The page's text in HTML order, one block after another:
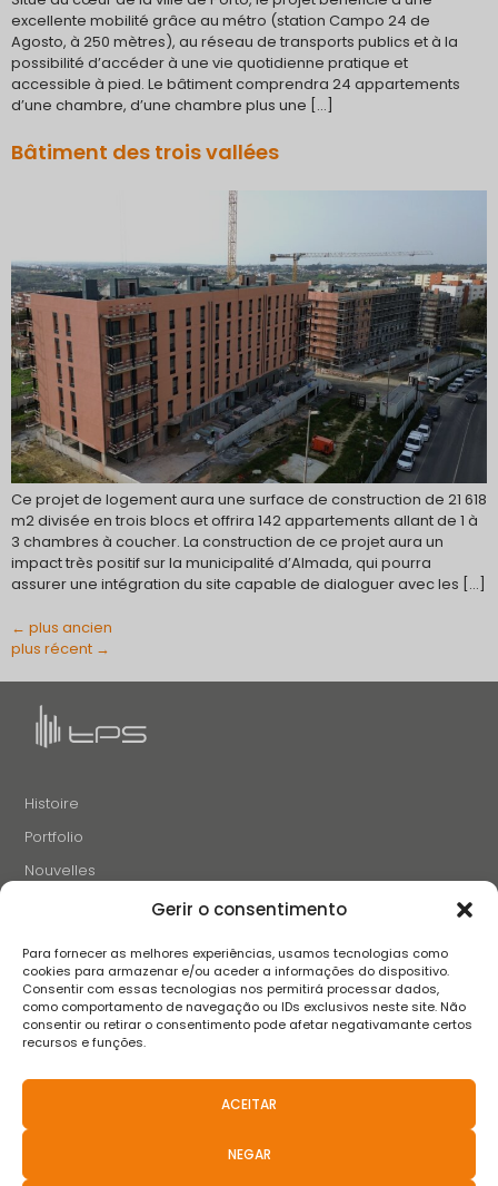
Gerir o consentimento
Para fornecer as melhores experiências, usamos tecnologias como
cookies para armazenar e/ou aceder a informações do dispositivo.
Consentir com essas tecnologias nos permitirá processar dados,
como comportamento de navegação ou IDs exclusivos neste site. Não
consentir ou retirar o consentimento pode afetar negativamante certos
recursos e funções.
ACEITAR
NEGAR
excellente mobilité grâce au métro (station Campo 24 de
Agosto, à 250 mètres), au réseau de transports publics et à la
possibilité d’accéder à une vie quotidienne pratique et
accessible à pied. Le bâtiment comprendra 24 appartements
d’une chambre, d’une chambre plus une […]
Bâtiment des trois vallées
Ce projet de logement aura une surface de construction de 21 618
m2 divisée en trois blocs et offrira 142 appartements allant de 1 à
3 chambres à coucher. La construction de ce projet aura un
impact très positif sur la municipalité d’Almada, qui pourra
assurer une intégration du site capable de dialoguer avec les […]
← plus ancien
plus récent →
Histoire
Portfolio
Nouvelles
Projets et Initiatives
Contacts
SUIVEZ-NOUS
FAQS
Politiques Anti-Corruption